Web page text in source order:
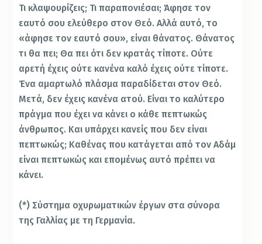
Τι κλαψουρίζεις; Τι παραπονιέσαι; Άφησε τον
εαυτό σου ελεύθερο στον Θεό. Αλλά αυτό, το
«άφησε τον εαυτό σου», είναι θάνατος. Θάνατος
τι θα πει; Θα πει ότι δεν κρατάς τίποτε. Ούτε
αρετή έχεις ούτε κανένα καλό έχεις ούτε τίποτε.
Ένα αμαρτωλό πλάσμα παραδίδεται στον Θεό.
Μετά, δεν έχεις κανένα ατού. Είναι το καλύτερο
πράγμα που έχει να κάνει ο κάθε πεπτωκώς
άνθρωπος. Και υπάρχει κανείς που δεν είναι
πεπτωκώς; Καθένας που κατάγεται από τον Αδάμ
είναι πεπτωκώς και επομένως αυτό πρέπει να
κάνει.
(*) Σύστημα οχυρωματικών έργων στα σύνορα
της Γαλλίας με τη Γερμανία.